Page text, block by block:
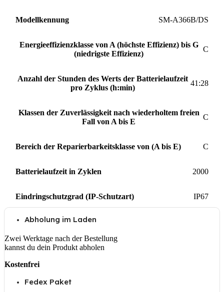
Modellkennung SM-A366B/DS
Energieeffizienzklasse von A (höchste Effizienz) bis G
(niedrigste Effizienz)
C
Anzahl der Stunden des Werts der Batterielaufzeit
pro Zyklus (h:min)
41:28
Klassen der Zuverlässigkeit nach wiederholtem freien
Fall von A bis E
C
Bereich der Reparierbarkeitsklasse von (A bis E) C
Batterielaufzeit in Zyklen 2000
Eindringschutzgrad (IP-Schutzart) IP67
Abholung im Laden
Zwei Werktage nach der Bestellung
kannst du dein Produkt abholen
Kostenfrei
Fedex Paket